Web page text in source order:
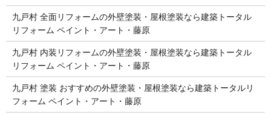
九戸村 全面リフォームの外壁塗装・屋根塗装なら建築トータル
リフォーム ペイント・アート・藤原
九戸村 内装リフォームの外壁塗装・屋根塗装なら建築トータル
リフォーム ペイント・アート・藤原
九戸村 塗装 おすすめの外壁塗装・屋根塗装なら建築トータルリ
フォーム ペイント・アート・藤原